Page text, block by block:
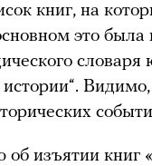
книг, на
это была
словаря
изъятии книг